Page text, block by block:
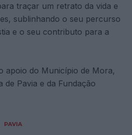
traçar um retrato da vida e
sublinhando o seu percurso
e o seu contributo para a
apoio do Município de Mora,
de Pavia e da Fundação
PAVIA